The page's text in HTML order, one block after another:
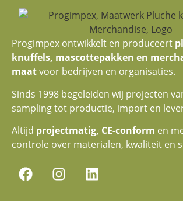
Progimpex ontwikkelt en produceert
knuffels, mascottepakken en
maatvoor bedrijven en organisaties.
Sinds 1998 begeleiden wij projecten
sampling tot productie, import en
Altijd projectmatig, CE-conform en
controle over materialen, kwaliteit en